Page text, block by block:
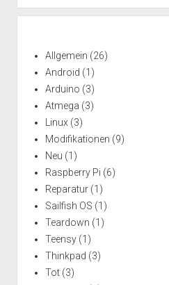
Allgemein (26)
Android (1)
Arduino (3)
Atmega (3)
Linux (3)
Modifikationen (9)
Neu (1)
Raspberry Pi (6)
Reparatur(1)
Sailfish OS (1)
Teardown (1)
Teensy(1)
Thinkpad (3)
Tot(3)